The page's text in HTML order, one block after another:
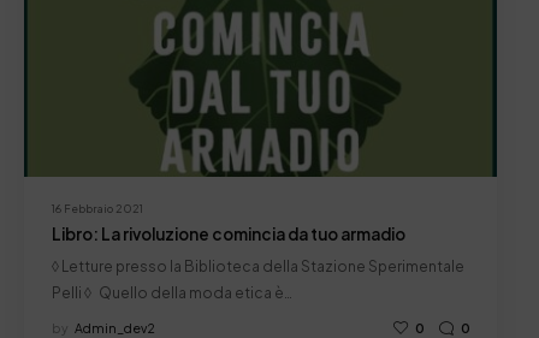
16 Febbraio 2021
Libro: La rivoluzione comincia da tuo armadio
◊ Letture presso la Biblioteca della Stazione Sperimentale
Pelli ◊ Quello della moda etica è…
by Admin_dev2 0 0